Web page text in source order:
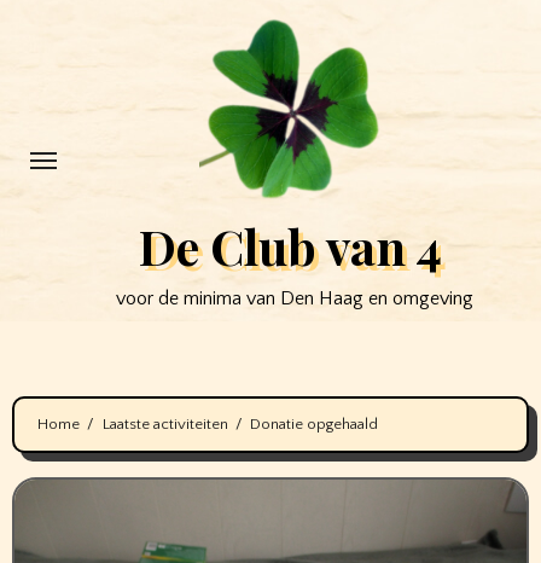
De Club van 4
voor de minima van Den Haag en omgeving
Home Laatste activiteiten Donatie opgehaald